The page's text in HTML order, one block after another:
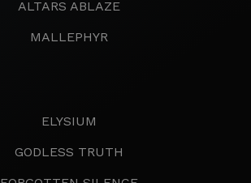
ALTARS ABLAZE
MALLEPHYR
ELYSIUM
GODLESS TRUTH